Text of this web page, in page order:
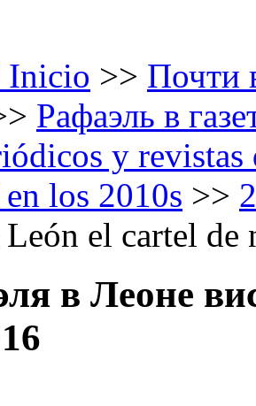
Inicio >> Почти
Рафаэль в
y
los 2010s >>
el cartel de
в Леоне